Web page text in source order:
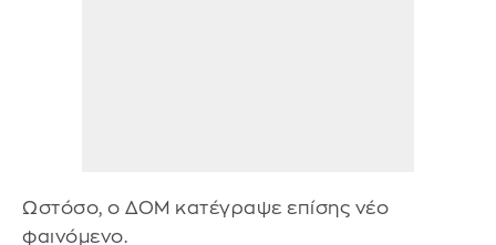
Ωστόσο, ο ΔΟΜ κατέγραψε επίσης νέο
φαινόμενο.